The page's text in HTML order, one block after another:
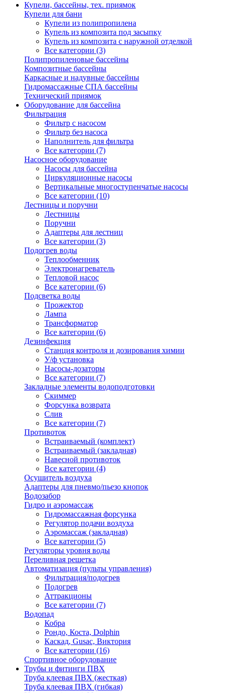
Купели, бассейны, тех. приямок
Купели для бани
Купели из полипропилена
Купель из композита под засыпку
Купель из композита с наружной отделкой
Все категории (3)
Полипропиленовые бассейны
Композитные бассейны
Каркасные и надувные бассейны
Гидромассажные СПА бассейны
Технический приямок
Оборудование для бассейна
Фильтрация
Фильтр с насосом
Фильтр без насоса
Наполнитель для фильтра
Все категории (7)
Насосное оборудование
Насосы для бассейна
Циркуляционные насосы
Вертикальные многоступенчатые насосы
Все категории (10)
Лестницы и поручни
Лестницы
Поручни
Адаптеры для лестниц
Все категории (3)
Подогрев воды
Теплообменник
Электронагреватель
Тепловой насос
Все категории (6)
Подсветка воды
Прожектор
Лампа
Трансформатор
Все категории (6)
Дезинфекция
Станция контроля и дозирования химии
У/ф установка
Насосы-дозаторы
Все категории (7)
Закладные элементы водоподготовки
Скиммер
Форсунка возврата
Слив
Все категории (7)
Противоток
Встраиваемый (комплект)
Встраиваемый (закладная)
Навесной противоток
Все категории (4)
Осушитель воздуха
Адаптеры для пневмо/пьезо кнопок
Водозабор
Гидро и аэромассаж
Гидромассажная форсунка
Регулятор подачи воздуха
Аэромассаж (закладная)
Все категории (5)
Регуляторы уровня воды
Переливная решетка
Автоматизация (пульты управления)
Фильтрация/подогрев
Подогрев
Аттракционы
Все категории (7)
Водопад
Кобра
Рондо, Коста, Dolphin
Каскад, Gusac, Виктория
Все категории (16)
Спортивное оборудование
Трубы и фитинги ПВХ
Труба клеевая ПВХ (жесткая)
Труба клеевая ПВХ (гибкая)